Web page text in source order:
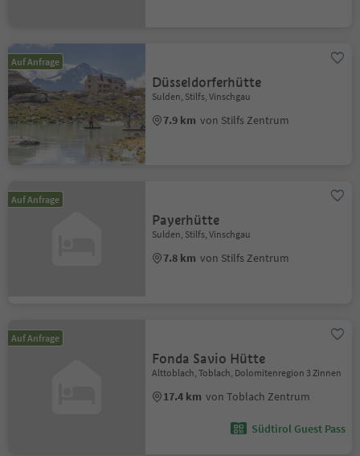
Auf Anfrage
Düsseldorferhütte
Sulden, Stilfs, Vinschgau
7.9 km von Stilfs Zentrum
Auf Anfrage
Payerhütte
Sulden, Stilfs, Vinschgau
7.8 km von Stilfs Zentrum
Auf Anfrage
Fonda Savio Hütte
Alttoblach, Toblach, Dolomitenregion 3 Zinnen
17.4 km von Toblach Zentrum
Südtirol Guest Pass